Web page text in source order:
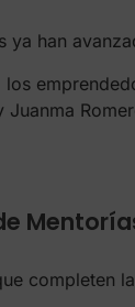
ya han
completen